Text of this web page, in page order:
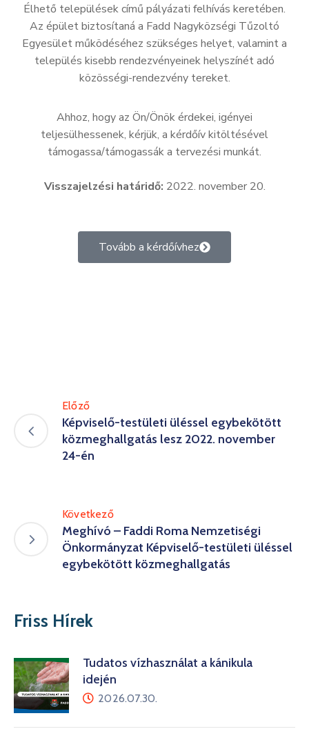
Élhető települések című pályázati felhívás keretében.
Az épület biztosítaná a Fadd Nagyközségi Tűzoltó
Egyesület működéséhez szükséges helyet, valamint a
település kisebb rendezvényeinek helyszínét adó
közösségi-rendezvény tereket.
Ahhoz, hogy az Ön/Önök érdekei, igényei
teljesülhessenek, kérjük, a kérdőív kitöltésével
támogassa/támogassák a tervezési munkát.
Visszajelzési határidő: 2022. november 20.
Tovább a kérdőívhez
Előző
Képviselő-testületi üléssel egybekötött
közmeghallgatás lesz 2022. november
24-én
Következő
Meghívó – Faddi Roma Nemzetiségi
Önkormányzat Képviselő-testületi üléssel
egybekötött közmeghallgatás
Friss Hírek
Tudatos vízhasználat a kánikula
idején
2026.07.30.